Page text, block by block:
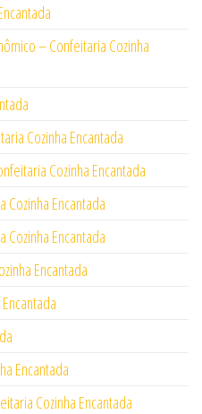
– Confeitaria Cozinha
Cozinha Encantada
Cozinha Encantada
Encantada
Encantada
Encantada
Encantada
Cozinha Encantada